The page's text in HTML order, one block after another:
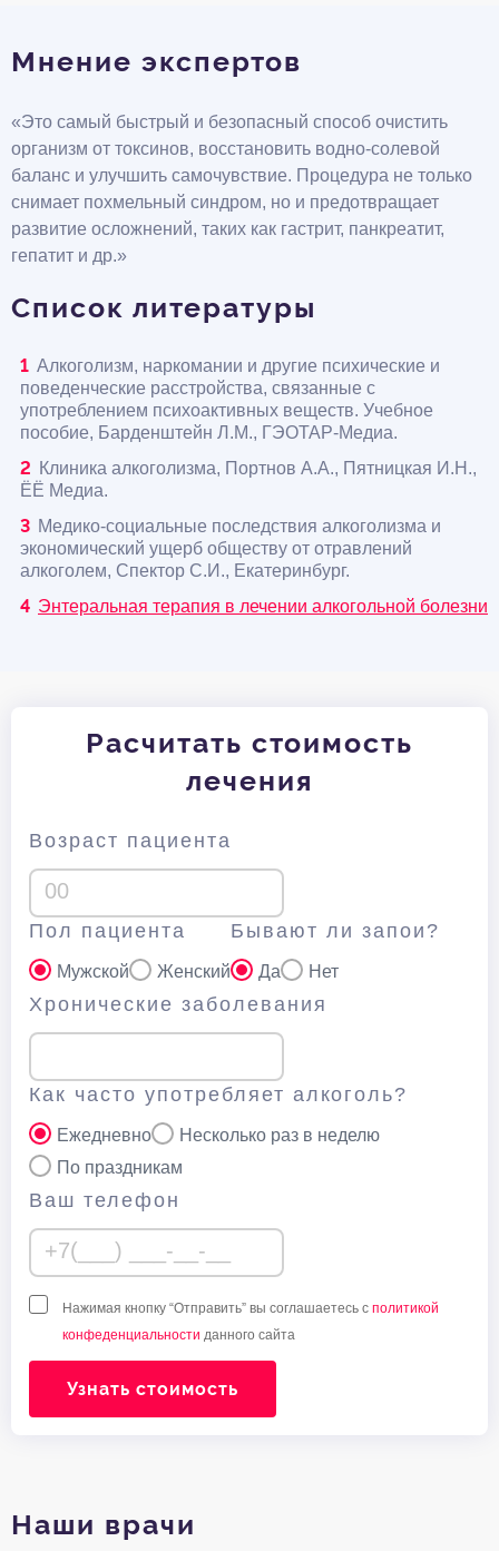
Мнение экспертов
«Это самый быстрый и безопасный способ очистить
организм от токсинов, восстановить водно-солевой
баланс и улучшить самочувствие. Процедура не только
снимает похмельный синдром, но и предотвращает
развитие осложнений, таких как гастрит, панкреатит,
гепатит и др.»
Список литературы
Алкоголизм, наркомании и другие психические и
поведенческие расстройства, связанные с
употреблением психоактивных веществ. Учебное
пособие, Барденштейн Л.М., ГЭОТАР-Медиа.
Клиника алкоголизма, Портнов А.А., Пятницкая И.Н.,
ЁЁ Медиа.
Медико-социальные последствия алкоголизма и
экономический ущерб обществу от отравлений
алкоголем, Спектор С.И., Екатеринбург.
Энтеральная терапия в лечении алкогольной болезни
Расчитать стоимость
лечения
Возраст пациента
Пол пациента
Мужской Женский
Бывают ли запои?
Да Нет
Хронические заболевания
Как часто употребляет алкоголь?
Ежедневно
Несколько раз в неделю
По праздникам
Ваш телефон
Нажимая кнопку “Отправить” вы соглашаетесь с политикой
конфеденциальности данного сайта
Узнать стоимость
Наши врачи